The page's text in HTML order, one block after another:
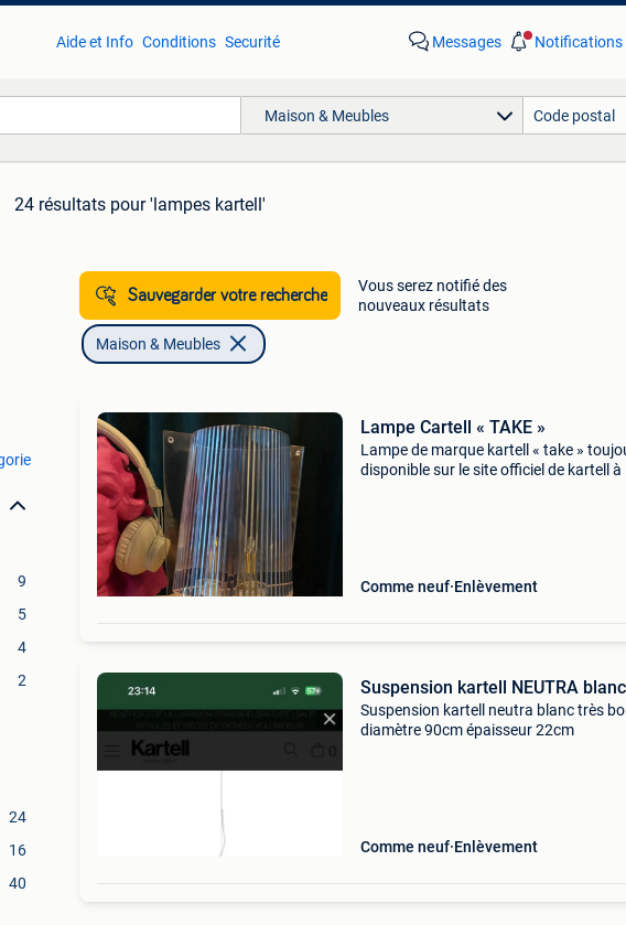
Aide et Info Conditions Securité Messages Notifications
Maison & Meubles
24 résultats pour 'lampes kartell'
9
5
4
2
24
16
40
Sauvegarder votre recherche
Vous serez notifié des
nouveaux résultats
Maison & Meubles
Lampe Cartell « TAKE »
Lampe de marque kartell « take »
disponible sur le site officiel de kartell à
Comme neuf Enlèvement
Suspension kartell NEUTRA blanc
Suspension kartell neutra blanc très
diamètre 90cm épaisseur 22cm
Comme neuf Enlèvement